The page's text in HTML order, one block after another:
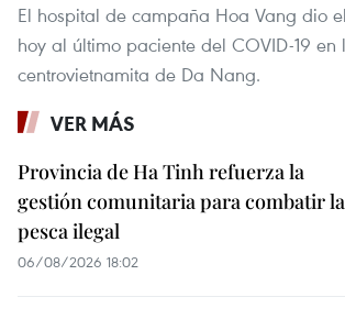
El hospital de campaña Hoa Vang dio
hoy al último paciente del COVID-19
centrovietnamita de Da Nang.
VER MÁS
Provincia de Ha Tinh refuerza la
gestión comunitaria para combatir la
pesca ilegal
06/08/2026 18:02